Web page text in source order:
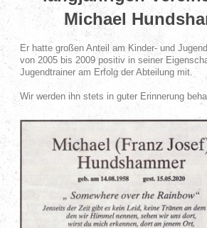
Michael
Er hatte großen Anteil am Kinder- und
von 2005 bis 2009 positiv in seiner
Jugendtrainer am Erfolg der Abteilung mit.
Wir werden ihn stets in guter Erinnerung